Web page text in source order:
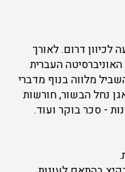
לכיוון דרום. לאורך
העברית
מלווה בנוף מדברי
נחל הבשור, חורשות
- סכר בוקר ועוד.